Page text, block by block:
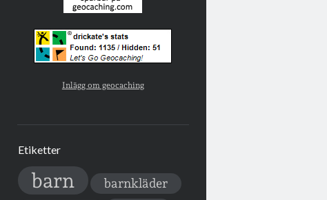
Inlägg om geocaching
Etiketter
barn barnkläder